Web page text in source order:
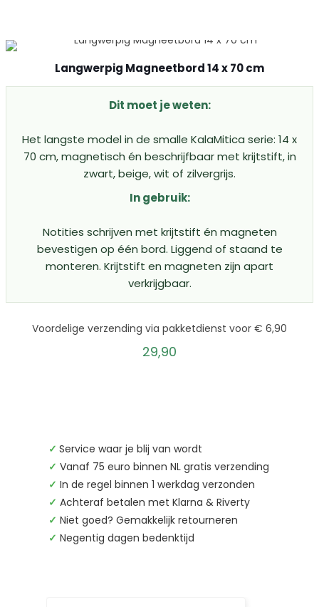
Langwerpig Magneetbord 14 x 70 cm
Dit moet je weten:
Het langste model in de smalle KalaMitica serie: 14 x
70 cm, magnetisch én beschrijfbaar met krijtstift, in
zwart, beige, wit of zilvergrijs.
In gebruik:
Notities schrijven met krijtstift én magneten
bevestigen op één bord. Liggend of staand te
monteren. Krijtstift en magneten zijn apart
verkrijgbaar.
Voordelige verzending via pakketdienst voor € 6,90
29,90
✓ Service waar je blij van wordt
✓ Vanaf 75 euro binnen NL gratis verzending
✓ In de regel binnen 1 werkdag verzonden
✓ Achteraf betalen met Klarna & Riverty
✓ Niet goed? Gemakkelijk retourneren
✓ Negentig dagen bedenktijd